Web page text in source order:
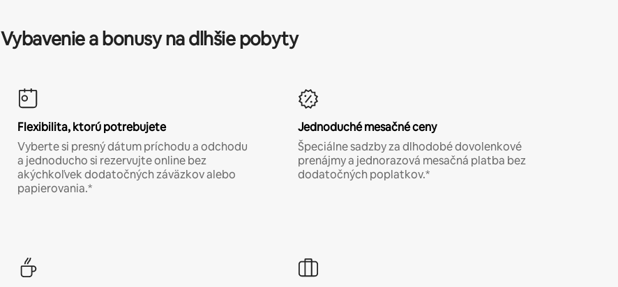
Vybavenie a bonusy na dlhšie pobyty
Flexibilita, ktorú potrebujete
Vyberte si presný dátum príchodu a odchodu
a jednoducho si rezervujte online bez
akýchkoľvek dodatočných záväzkov alebo
papierovania.*
Jednoduché mesačné ceny
Špeciálne sadzby za dlhodobé dovolenkové
prenájmy a jednorazová mesačná platba bez
dodatočných poplatkov.*